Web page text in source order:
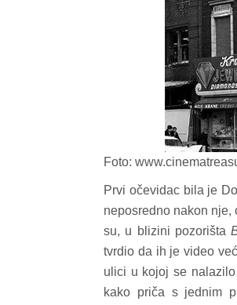
Foto:
Prvi očevidac bila je
neposredno nakon nje,
su, u blizini pozorišta
tvrdio da ih je video
ulici u kojoj se
kako priča s jednim
2017